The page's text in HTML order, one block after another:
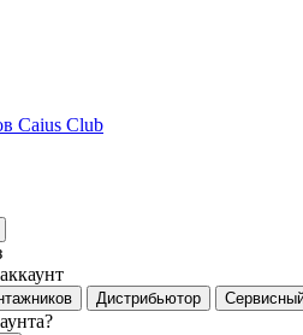
Caius Club
Дистрибьютор